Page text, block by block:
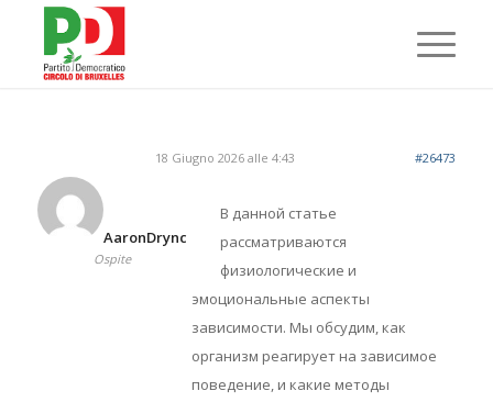
18 Giugno 2026 alle 4:43 #26473
AaronDrync
Ospite
В данной статье
рассматриваются
физиологические и
эмоциональные аспекты
зависимости. Мы обсудим, как
организм реагирует на зависимое
поведение, и какие методы